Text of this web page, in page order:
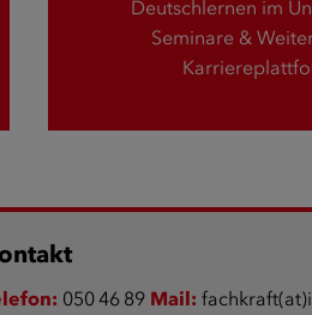
Deutschlernen im
Seminare &
050 46 89 Mail: